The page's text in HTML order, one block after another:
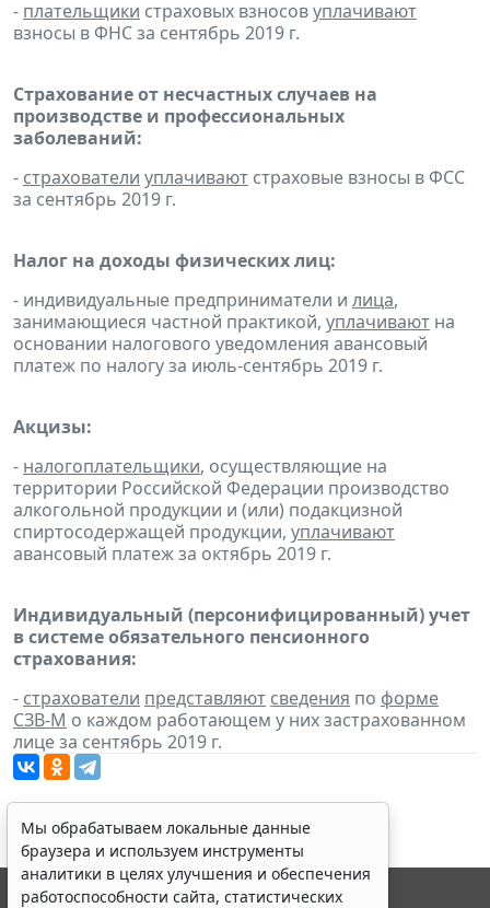
- плательщики страховых взносовуплачивают
взносы в ФНС за сентябрь 2019 г.
Страхование от несчастных случаев на
производстве и профессиональных
заболеваний:
- страхователи уплачивают страховые взносы в ФСС
за сентябрь 2019 г.
Налог на доходы физических лиц:
- индивидуальные предприниматели и лица,
занимающиеся частной практикой, уплачивают на
основании налогового уведомления авансовый
платеж по налогу за июль-сентябрь 2019 г.
Акцизы:
- налогоплательщики, осуществляющие на
территории Российской Федерации производство
алкогольной продукции и (или) подакцизной
спиртосодержащей продукции, уплачивают
авансовый платеж за октябрь 2019 г.
Индивидуальный (персонифицированный) учет
в системе обязательного пенсионного
страхования:
- страхователи представляют сведения по форме
СЗВ-М о каждом работающем у них застрахованном
лице за сентябрь 2019 г.
Мы обрабатываем локальные данные
браузера и используем инструменты
аналитики в целях улучшения и обеспечения
работоспособности сайта, статистических